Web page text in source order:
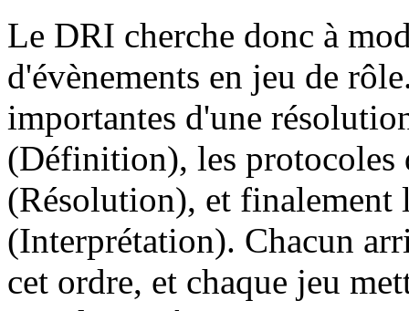
Le DRI cherche donc à
d'évènements en jeu de
importantes d'une
(Définition), les protocoles
(Résolution), et finalement
(Interprétation). Chacun
cet ordre, et chaque jeu